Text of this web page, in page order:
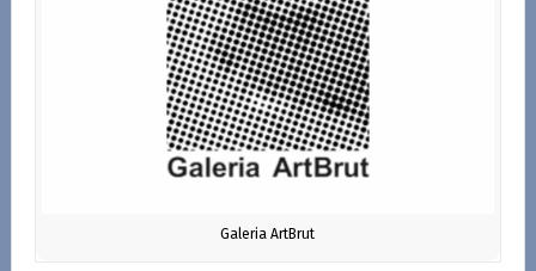
Galeria ArtBrut